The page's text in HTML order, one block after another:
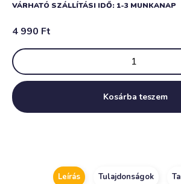
VÁRHATÓ SZÁLLÍTÁSI IDŐ: 1-3 MUNKANAP
4 990 Ft
Kosárba teszem
Leírás Tulajdonságok